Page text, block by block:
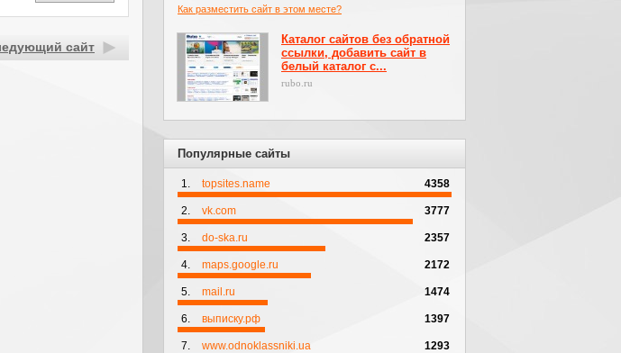
сайт
Как разместить сайт в этом месте?
Каталог сайтов без обратной
ссылки, добавить сайт в
белый каталог с...
rubo.ru
Популярные сайты
1. topsites.name 4358
2. vk.com 3777
3. do-ska.ru 2357
4. maps.google.ru 2172
5. mail.ru 1474
6. выписку.рф 1397
7. www.odnoklassniki.ua 1293